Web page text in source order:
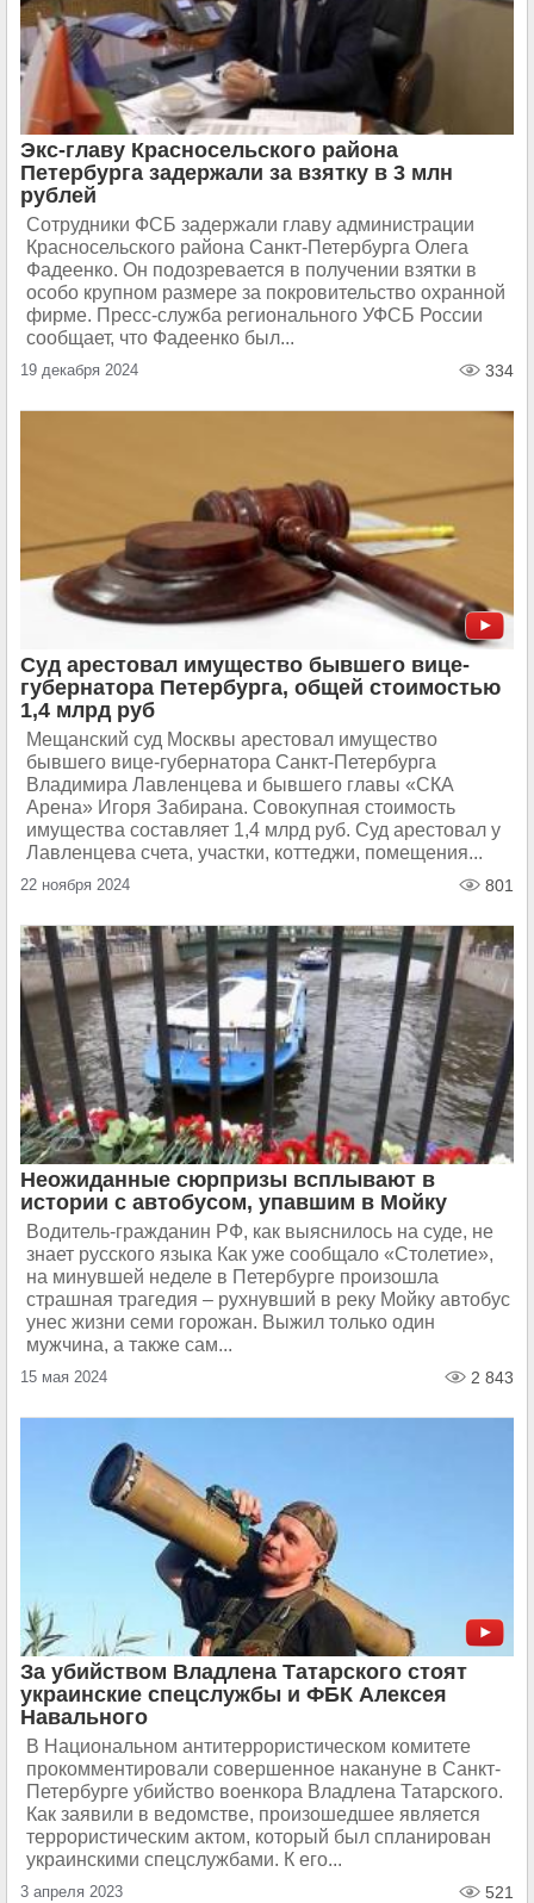
Экс-главу Красносельского района
Петербурга задержали за взятку в 3 млн
рублей
Сотрудники ФСБ задержали главу администрации
Красносельского района Санкт-Петербурга Олега
Фадеенко. Он подозревается в получении взятки в
особо крупном размере за покровительство охранной
фирме. Пресс-служба регионального УФСБ России
сообщает, что Фадеенко был...
19 декабря 2024 334
Суд арестовал имущество бывшего вице-
губернатора Петербурга, общей стоимостью
1,4 млрд руб
Мещанский суд Москвы арестовал имущество
бывшего вице-губернатора Санкт-Петербурга
Владимира Лавленцева и бывшего главы «СКА
Арена» Игоря Забирана. Совокупная стоимость
имущества составляет 1,4 млрд руб. Суд арестовал у
Лавленцева счета, участки, коттеджи, помещения...
22 ноября 2024 801
Неожиданные сюрпризы всплывают в
истории с автобусом, упавшим в Мойку
Водитель-гражданин РФ, как выяснилось на суде, не
знает русского языка Как уже сообщало «Столетие»,
на минувшей неделе в Петербурге произошла
страшная трагедия – рухнувший в реку Мойку автобус
унес жизни семи горожан. Выжил только один
мужчина, а также сам...
15 мая 2024 2 843
За убийством Владлена Татарского стоят
украинские спецслужбы и ФБК Алексея
Навального
В Национальном антитеррористическом комитете
прокомментировали совершенное накануне в Санкт-
Петербурге убийство военкора Владлена Татарского.
Как заявили в ведомстве, произошедшее является
террористическим актом, который был спланирован
украинскими спецслужбами. К его...
3 апреля 2023 521